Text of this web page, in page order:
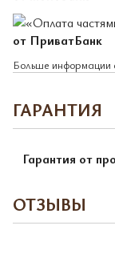
от ПриватБанк
Больше информации
ГАРАНТИЯ
Гарантия от
ОТЗЫВЫ